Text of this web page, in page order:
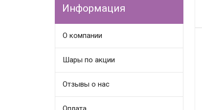
Информация
О компании
Шары по акции
Отзывы о нас